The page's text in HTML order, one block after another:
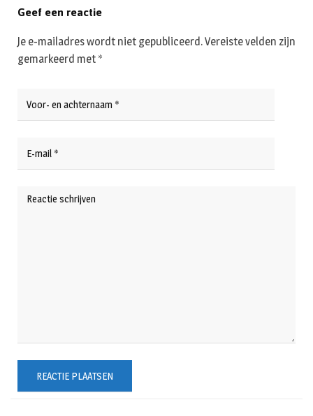
Geef een reactie
Je e-mailadres wordt niet gepubliceerd.Vereiste velden zijn
gemarkeerd met *